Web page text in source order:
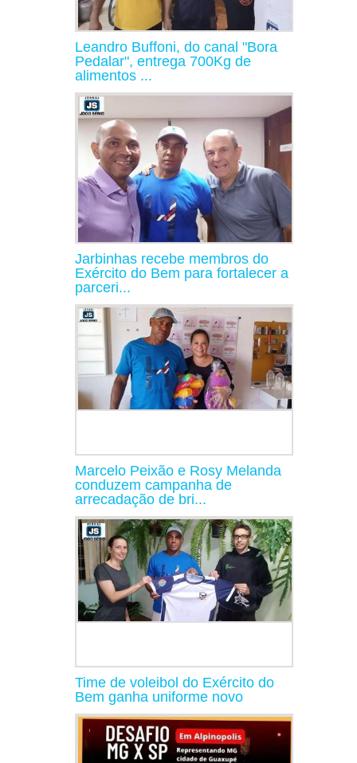
Leandro Buffoni, do canal "Bora
Pedalar", entrega 700Kg de
alimentos ...
Jarbinhas recebe membros do
Exército do Bem para fortalecer a
parceri...
Marcelo Peixão e Rosy Melanda
conduzem campanha de
arrecadação de bri...
Time de voleibol do Exército do
Bem ganha uniforme novo